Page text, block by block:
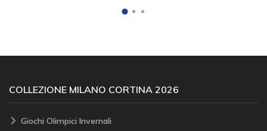
COLLEZIONE MILANO CORTINA 2026
Giochi Olimpici Invernali